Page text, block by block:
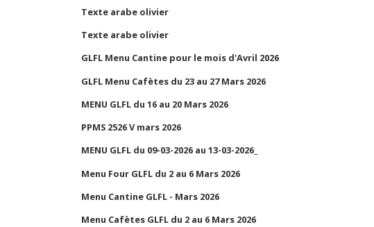
Texte arabe olivier
Texte arabe olivier
GLFL Menu Cantine pour le mois d'Avril 2026
GLFL Menu Cafètes du 23 au 27 Mars 2026
MENU GLFL du 16 au 20 Mars 2026
PPMS 2526 V mars 2026
MENU GLFL du 09-03-2026 au 13-03-2026_
Menu Four GLFL du 2 au 6 Mars 2026
Menu Cantine GLFL - Mars 2026
Menu Cafètes GLFL du 2 au 6 Mars 2026